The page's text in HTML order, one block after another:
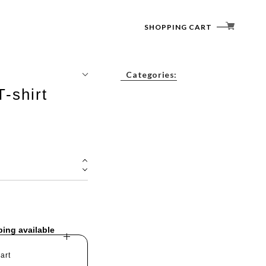
SHOPPING CART
Categories:
shirt
available